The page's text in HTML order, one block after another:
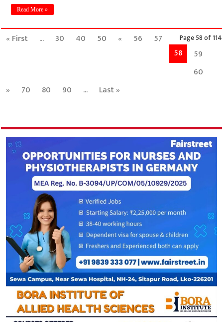
Read More »
Page 58 of 114
« First ... 30 40 50 « 56
57
58
59
60
»
70 80 90 ... Last »